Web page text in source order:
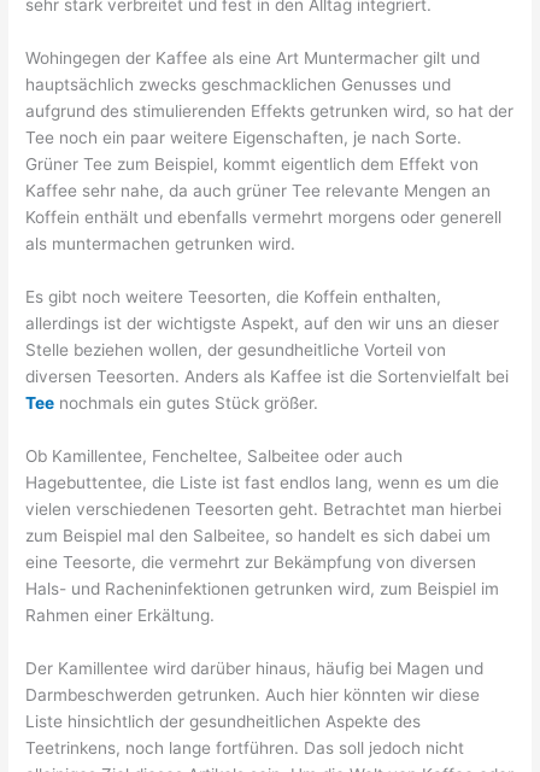
sehr stark verbreitet und fest in den Alltag integriert.
Wohingegen der Kaffee als eine Art Muntermacher gilt und
hauptsächlich zwecks geschmacklichen Genusses und
aufgrund des stimulierenden Effekts getrunken wird, so hat der
Tee noch ein paar weitere Eigenschaften, je nach Sorte.
Grüner Tee zum Beispiel, kommt eigentlich dem Effekt von
Kaffee sehr nahe, da auch grüner Tee relevante Mengen an
Koffein enthält und ebenfalls vermehrt morgens oder generell
als muntermachen getrunken wird.
Es gibt noch weitere Teesorten, die Koffein enthalten,
allerdings ist der wichtigste Aspekt, auf den wir uns an dieser
Stelle beziehen wollen, der gesundheitliche Vorteil von
diversen Teesorten. Anders als Kaffee ist die Sortenvielfalt bei
Tee nochmals ein gutes Stück größer.
Ob Kamillentee, Fencheltee, Salbeitee oder auch
Hagebuttentee, die Liste ist fast endlos lang, wenn es um die
vielen verschiedenen Teesorten geht. Betrachtet man hierbei
zum Beispiel mal den Salbeitee, so handelt es sich dabei um
eine Teesorte, die vermehrt zur Bekämpfung von diversen
Hals- und Racheninfektionen getrunken wird, zum Beispiel im
Rahmen einer Erkältung.
Der Kamillentee wird darüber hinaus, häufig bei Magen und
Darmbeschwerden getrunken. Auch hier könnten wir diese
Liste hinsichtlich der gesundheitlichen Aspekte des
Teetrinkens, noch lange fortführen. Das soll jedoch nicht